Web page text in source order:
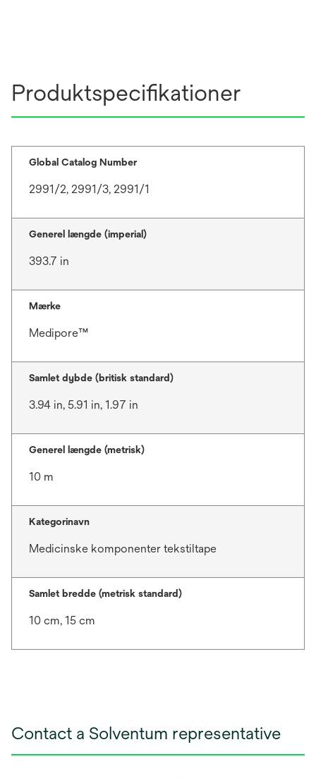
Produktspecifikationer
Global Catalog Number
2991/2, 2991/3, 2991/1
Generel længde (imperial)
393.7 in
Mærke
Medipore™
Samlet dybde (britisk standard)
3.94 in, 5.91 in, 1.97 in
Generel længde (metrisk)
10 m
Kategorinavn
Medicinske komponenter tekstiltape
Samlet bredde (metrisk standard)
10 cm, 15 cm
Contact a Solventum representative